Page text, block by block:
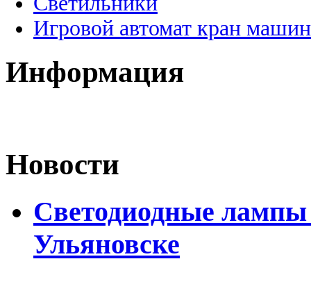
Игровой автомат кран
Информация
Новости
Светодиодные
Ульяновске